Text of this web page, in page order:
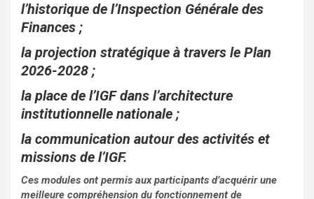
l’historique de l’Inspection Générale des
Finances ;
la projection stratégique à travers le Plan
2026-2028 ;
la place de l’IGF dans l’architecture
institutionnelle nationale ;
la communication autour des activités et
missions de l’IGF.
Ces modules ont permis aux participants d’acquérir une
meilleure compréhension du fonctionnement de